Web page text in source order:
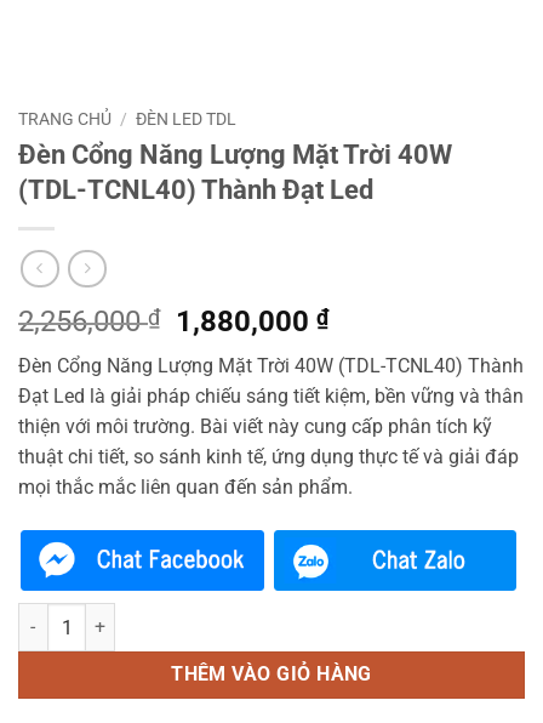
TRANG CHỦ / ĐÈN LED TDL
Đèn Cổng Năng Lượng Mặt Trời 40W
(TDL-TCNL40) Thành Đạt Led
2,256,000₫
Giá
gốc
là:
2,256,000 ₫.
1,880,000₫Giá
hiện
tại
là:
1,880,000 ₫.
Đèn Cổng Năng Lượng Mặt Trời 40W (TDL-TCNL40) Thành
Đạt Led là giải pháp chiếu sáng tiết kiệm, bền vững và thân
thiện với môi trường. Bài viết này cung cấp phân tích kỹ
thuật chi tiết, so sánh kinh tế, ứng dụng thực tế và giải đáp
mọi thắc mắc liên quan đến sản phẩm.
Đèn Cổng Năng Lượng Mặt Trời 40W (TDL-TCNL40) Thành Đạt Led
THÊM VÀO GIỎ HÀNG